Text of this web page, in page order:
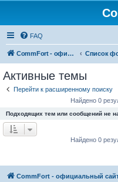
FAQ
CommFort - официальный сайт Список
Активные темы
Перейти к расширенному поиску
Найдено 0
Подходящих тем или сообщений не
Найдено 0
CommFort - официальный